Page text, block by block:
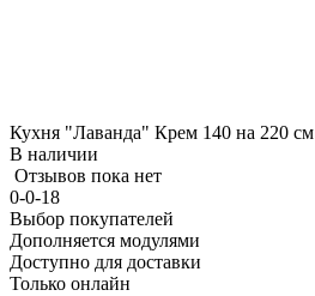
Кухня "Лаванда" Крем 140 на 220 см
В наличии
Отзывов пока нет
0-0-18
Выбор покупателей
Дополняется модулями
Доступно для доставки
Только онлайн